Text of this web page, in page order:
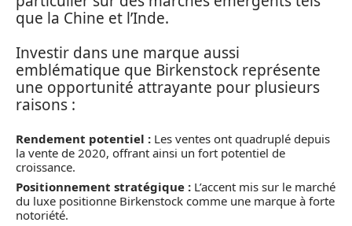
que la Chine et l’Inde.
Investir dans une marque aussi
emblématique que Birkenstock représente
une opportunité attrayante pour plusieurs
raisons :
Rendement potentiel : Les ventes ont quadruplé depuis
la vente de 2020, offrant ainsi un fort potentiel de
croissance.
Positionnement stratégique : L’accent mis sur le marché
du luxe positionne Birkenstock comme une marque à forte
notoriété.